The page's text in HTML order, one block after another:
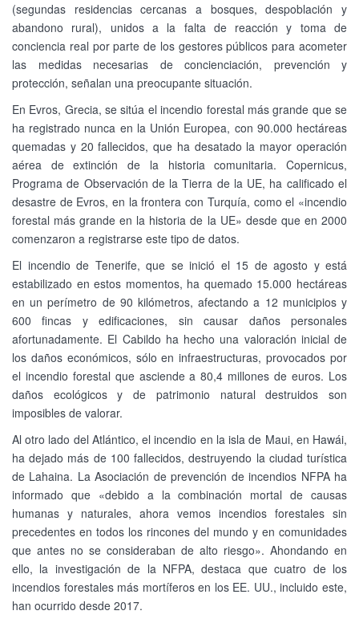
(segundas residencias cercanas a bosques, despoblación y
abandono rural), unidos a la falta de reacción y toma de
conciencia real por parte de los gestores públicos para acometer
las medidas necesarias de concienciación, prevención y
protección, señalan una preocupante situación.
En Evros, Grecia, se sitúa el incendio forestal más grande que se
ha registrado nunca en la Unión Europea, con 90.000 hectáreas
quemadas y 20 fallecidos, que ha desatado la mayor operación
aérea de extinción de la historia comunitaria. Copernicus,
Programa de Observación de la Tierra de la UE, ha calificado el
desastre de Evros, en la frontera con Turquía, como el «incendio
forestal más grande en la historia de la UE» desde que en 2000
comenzaron a registrarse este tipo de datos.
El incendio de Tenerife, que se inició el 15 de agosto y está
estabilizado en estos momentos, ha quemado 15.000 hectáreas
en un perímetro de 90 kilómetros, afectando a 12 municipios y
600 fincas y edificaciones, sin causar daños personales
afortunadamente. El Cabildo ha hecho una valoración inicial de
los daños económicos, sólo en infraestructuras, provocados por
el incendio forestal que asciende a 80,4 millones de euros. Los
daños ecológicos y de patrimonio natural destruidos son
imposibles de valorar.
Al otro lado del Atlántico, el incendio en la isla de Maui, en Hawái,
ha dejado más de 100 fallecidos, destruyendo la ciudad turística
de Lahaina. La Asociación de prevención de incendios NFPA ha
informado que «debido a la combinación mortal de causas
humanas y naturales, ahora vemos incendios forestales sin
precedentes en todos los rincones del mundo y en comunidades
que antes no se consideraban de alto riesgo». Ahondando en
ello, la investigación de la NFPA, destaca que cuatro de los
incendios forestales más mortíferos en los EE. UU., incluido este,
han ocurrido desde 2017.